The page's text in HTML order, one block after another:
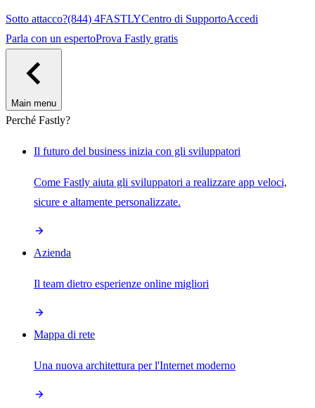
Sotto attacco?(844) 4FASTLYCentro di SupportoAccedi
Parla con un espertoProva Fastly gratis
Main menu
Perché Fastly?
Il futuro del business inizia con gli sviluppatori
Come Fastly aiuta gli sviluppatori a realizzare app veloci,
sicure e altamente personalizzate.
Azienda
Il team dietro esperienze online migliori
Mappa di rete
Una nuova architettura per l'Internet moderno